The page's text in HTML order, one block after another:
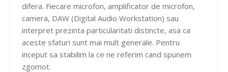
difera. Fiecare microfon, amplificator de microfon,
camera, DAW (Digital Audio Workstation) sau
interpret prezinta particularitati distincte, asa ca
aceste sfaturi sunt mai mult generale. Pentru
inceput sa stabilim la ce ne referim cand spunem
zgomot.